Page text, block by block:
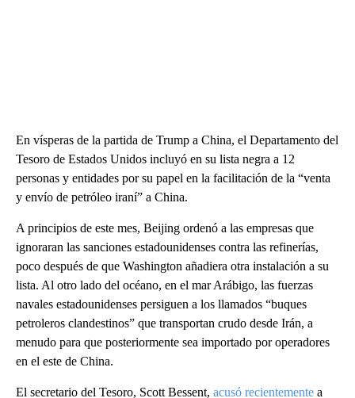
En vísperas de la partida de Trump a China, el Departamento del
Tesoro de Estados Unidos incluyó en su lista negra a 12
personas y entidades por su papel en la facilitación de la “venta
y envío de petróleo iraní” a China.
A principios de este mes, Beijing ordenó a las empresas que
ignoraran las sanciones estadounidenses contra las refinerías,
poco después de que Washington añadiera otra instalación a su
lista. Al otro lado del océano, en el mar Arábigo, las fuerzas
navales estadounidenses persiguen a los llamados “buques
petroleros clandestinos” que transportan crudo desde Irán, a
menudo para que posteriormente sea importado por operadores
en el este de China.
El secretario del Tesoro, Scott Bessent, acusó recientemente a